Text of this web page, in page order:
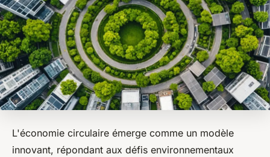
L'économie circulaire émerge comme un modèle
innovant, répondant aux défis environnementaux